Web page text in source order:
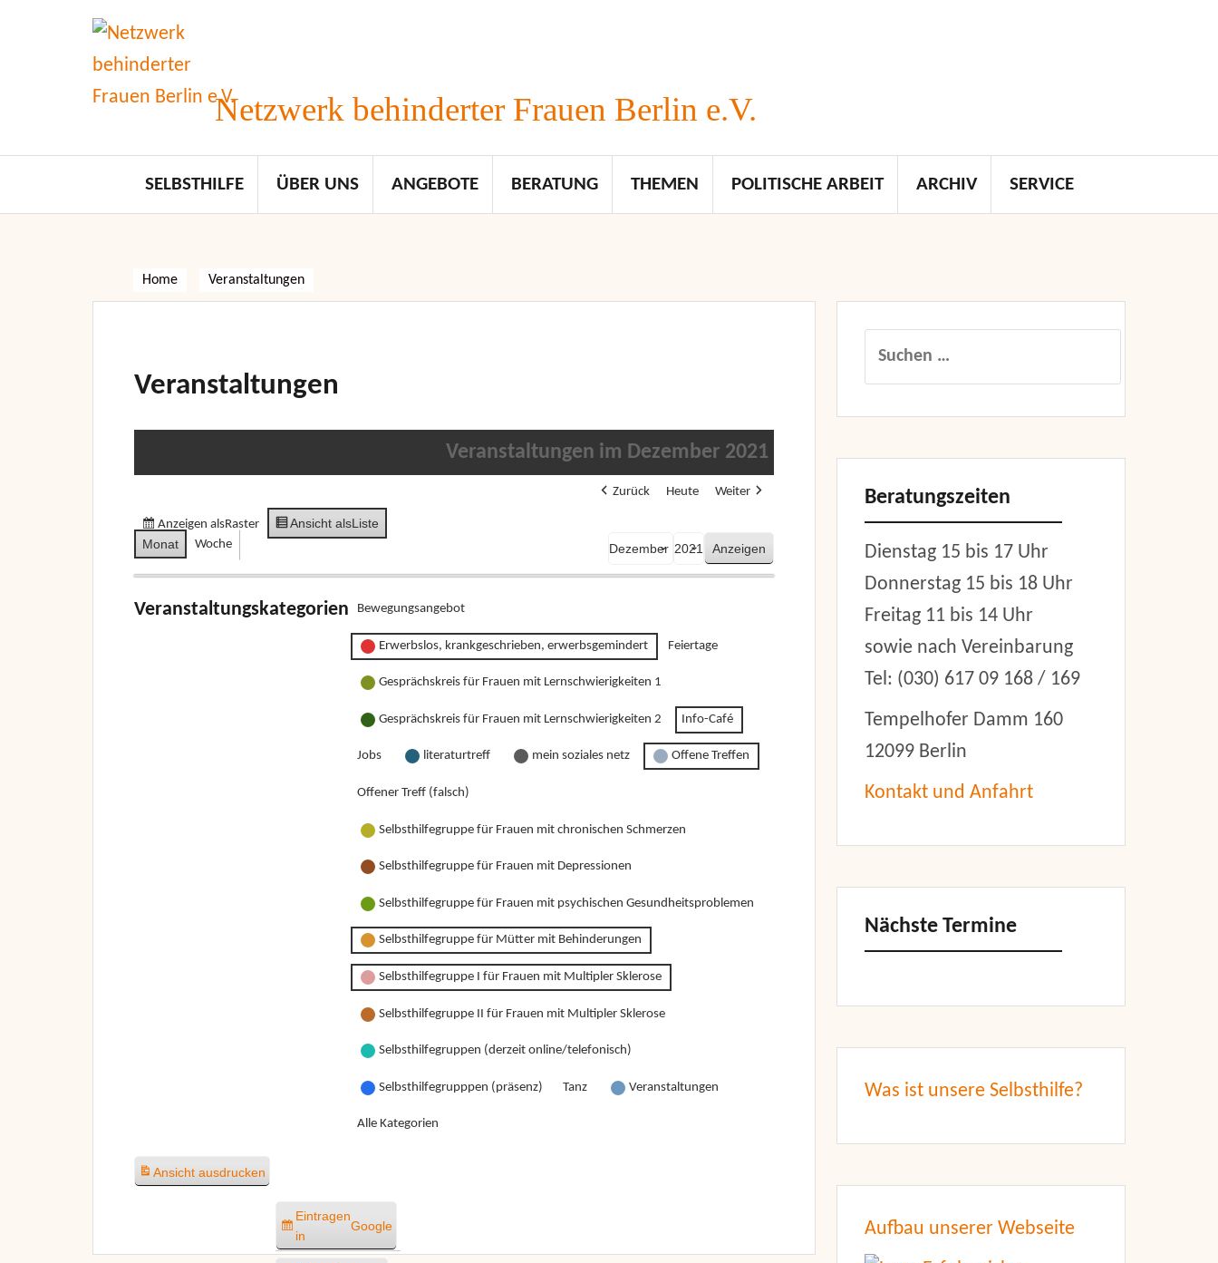
Netzwerk behinderter Frauen Berlin e.V.
SELBSTHILFE ÜBER UNS ANGEBOTE BERATUNG THEMEN POLITISCHE ARBEIT ARCHIV SERVICE
Home Veranstaltungen
Veranstaltungen
Veranstaltungen im Dezember 2021
Anzeigen alsRaster Ansicht alsListe
Monat
Woche
Zurück Heute Weiter
Veranstaltungskategorien Bewegungsangebot
Erwerbslos, krankgeschrieben, erwerbsgemindert Feiertage
Gesprächskreis für Frauen mit Lernschwierigkeiten 1
Gesprächskreis für Frauen mit Lernschwierigkeiten 2 Info-Café
Jobs literaturtreff mein soziales netz Offene Treffen
Offener Treff (falsch)
Selbsthilfegruppe für Frauen mit chronischen Schmerzen
Selbsthilfegruppe für Frauen mit Depressionen
Selbsthilfegruppe für Frauen mit psychischen Gesundheitsproblemen
Selbsthilfegruppe für Mütter mit Behinderungen
Selbsthilfegruppe I für Frauen mit Multipler Sklerose
Selbsthilfegruppe II für Frauen mit Multipler Sklerose
Selbsthilfegruppen (derzeit online/telefonisch)
Selbsthilfegrupppen (präsenz) Tanz Veranstaltungen
Alle Kategorien
Ansicht ausdrucken
Eintragen
in
Google
Suchen
Beratungszeiten
Dienstag 15 bis 17 Uhr
Donnerstag 15 bis 18 Uhr
Freitag 11 bis 14 Uhr
sowie nach Vereinbarung
Tel: (030) 617 09 168 / 169
Tempelhofer Damm 160
12099 Berlin
Kontakt und Anfahrt
Nächste Termine
Was ist unsere Selbsthilfe?
Aufbau unserer Webseite